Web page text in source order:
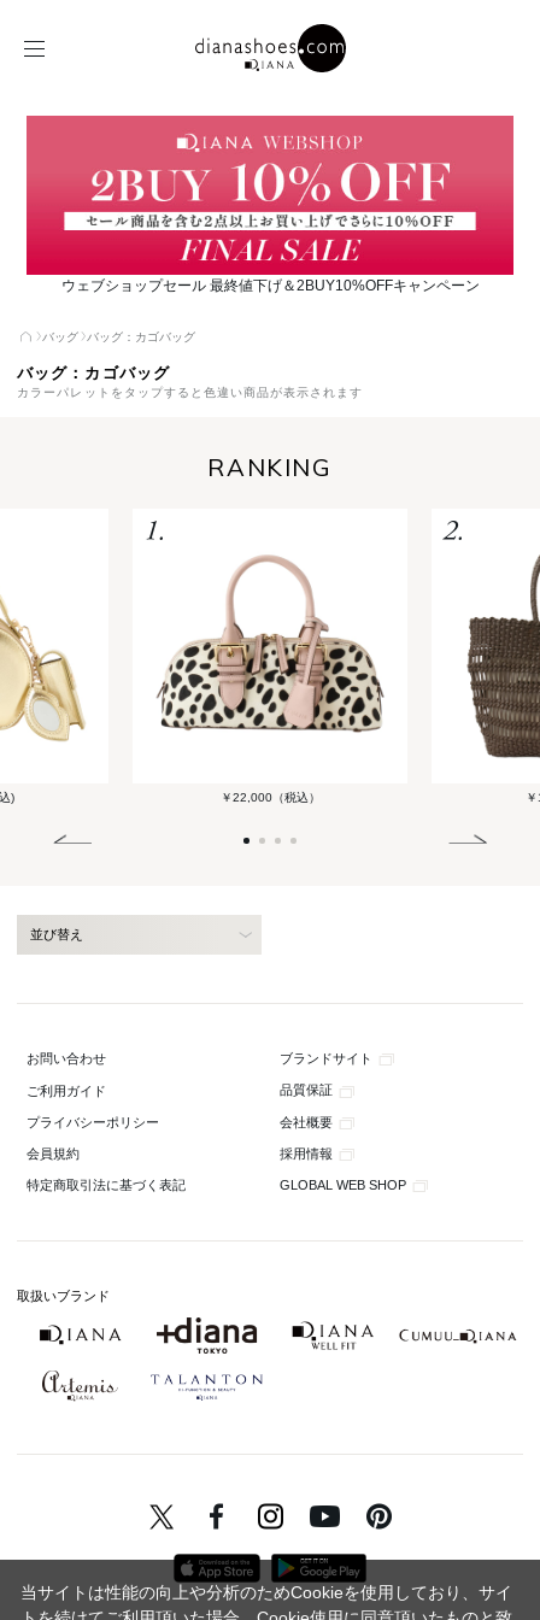
ウェブショップセール 最終値下げ＆2BUY10%OFFキャンペーン
バッグ バッグ：カゴバッグ
バッグ：カゴバッグ
カラーパレットをタップすると色違い商品が表示されます
RANKING
) ￥22,000（税込）
並び替え
お問い合わせ ブランドサイト
ご利用ガイド 品質保証
プライバシーポリシー 会社概要
会員規約 採用情報
特定商取引法に基づく表記 GLOBAL WEB SHOP
取扱いブランド
当サイトは性能の向上や分析のためCookieを使用しており、サイ